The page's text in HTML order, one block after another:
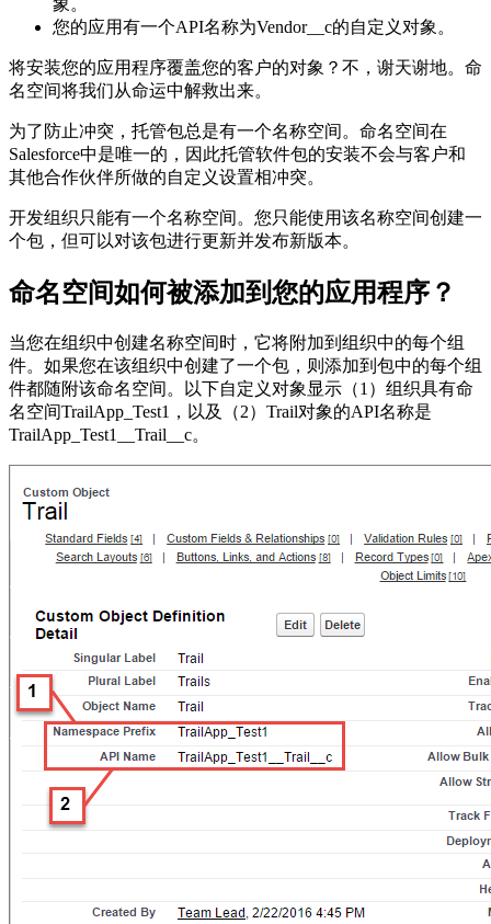
您的应用有一个API名称为Vendor__c的自定义对象。
将安装您的应用程序覆盖您的客户的对象？不，谢天谢地。命
名空间将我们从命运中解救出来。
为了防止冲突，托管包总是有一个名称空间。命名空间在
Salesforce中是唯一的，因此托管软件包的安装不会与客户和
其他合作伙伴所做的自定义设置相冲突。
开发组织只能有一个名称空间。您只能使用该名称空间创建一
个包，但可以对该包进行更新并发布新版本。
命名空间如何被添加到您的应用程序？
当您在组织中创建名称空间时，它将附加到组织中的每个组
件。如果您在该组织中创建了一个包，则添加到包中的每个组
件都随附该命名空间。以下自定义对象显示（1）组织具有命
名空间TrailApp_Test1，以及（2）Trail对象的API名称是
TrailApp_Test1__Trail__c。